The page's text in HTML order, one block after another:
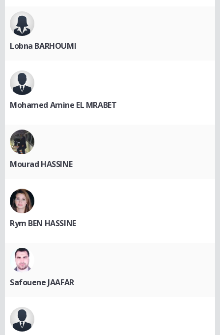
Lobna BARHOUMI
Mohamed Amine EL MRABET
Mourad HASSINE
Rym BEN HASSINE
Safouene JAAFAR